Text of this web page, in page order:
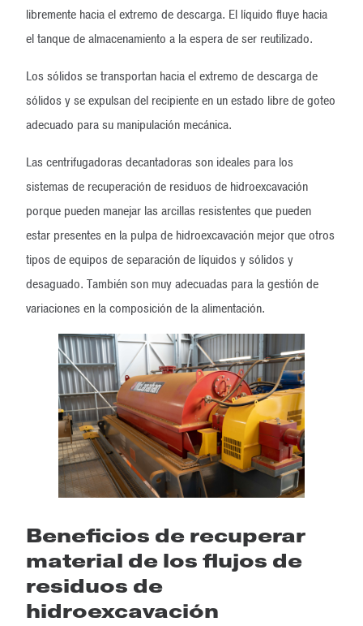
libremente hacia el extremo de descarga. El líquido fluye hacia
el tanque de almacenamiento a la espera de ser reutilizado.
Los sólidos se transportan hacia el extremo de descarga de
sólidos y se expulsan del recipiente en un estado libre de goteo
adecuado para su manipulación mecánica.
Las centrifugadoras decantadoras son ideales para los
sistemas de recuperación de residuos de hidroexcavación
porque pueden manejar las arcillas resistentes que pueden
estar presentes en la pulpa de hidroexcavación mejor que otros
tipos de equipos de separación de líquidos y sólidos y
desaguado. También son muy adecuadas para la gestión de
variaciones en la composición de la alimentación.
Beneficios de recuperar
material de los flujos de
residuos de
hidroexcavación